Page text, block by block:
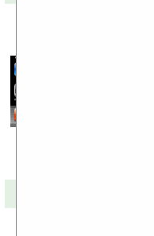
PC
PC